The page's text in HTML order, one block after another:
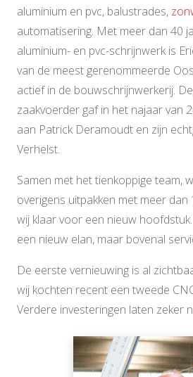
aluminium en pvc, balustrades,
automatisering. Met meer dan 40
aluminium- en pvc-schrijnwerk is
van de meest gerenommeerde
actief in de bouwschrijnwerkerij.
zaakvoerder gaf in het najaar van
aan Patrick Deramoudt en zijn
Verhelst.
Samen met het tienkoppige team,
overigens uitpakken met meer dan
wij klaar voor een nieuw
een nieuw elan, maar bovenal
De eerste vernieuwing is al
wij kochten recent een tweede
Verdere investeringen laten zeker